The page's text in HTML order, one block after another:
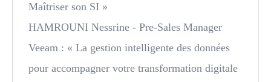
Maîtriser son SI »
HAMROUNI Nessrine - Pre-Sales Manager
Veeam : « La gestion intelligente des données
pour accompagner votre transformation digitale